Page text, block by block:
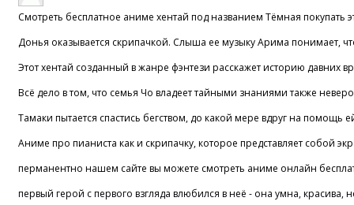
Смотреть бесплатное аниме хентай под названием Тёмная
Донья оказывается скрипачкой. Слыша ее музыку Арима понимает,
Этот хентай созданный в жанре фэнтези расскажет историю
Всё дело в том, что семья Чо владеет тайными знаниями также
Тамаки пытается спастись бегством, до какой мере вдруг на помощь
Аниме про пианиста как и скрипачку, которое представляет собой
перманентно нашем сайте вы можете смотреть аниме онлайн
первый герой с первого взгляда влюбился в неё - она умна, красива,